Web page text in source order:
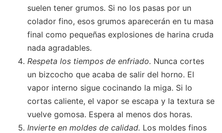
suelen tener grumos. Si no los pasas por un
colador fino, esos grumos aparecerán en tu masa
final como pequeñas explosiones de harina cruda
nada agradables.
Respeta los tiempos de enfriado. Nunca cortes
un bizcocho que acaba de salir del horno. El
vapor interno sigue cocinando la miga. Si lo
cortas caliente, el vapor se escapa y la textura se
vuelve gomosa. Espera al menos dos horas.
Invierte en moldes de calidad. Los moldes finos